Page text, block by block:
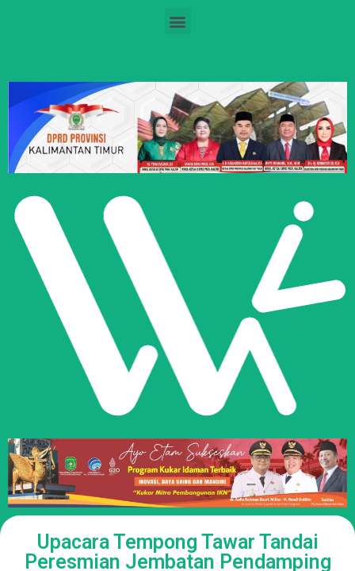
Upacara Tempong Tawar Tandai
Peresmian Jembatan Pendamping